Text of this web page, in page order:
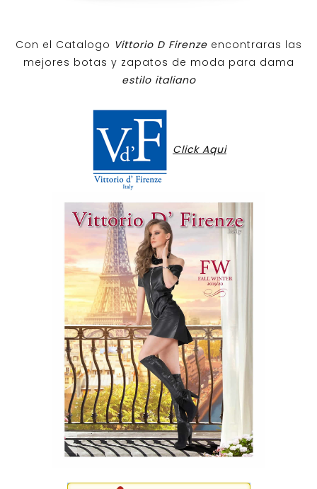
Con el Catalogo Vittorio D Firenzeencontraras las
mejores botas y zapatos de moda para dama
estilo italiano
Click Aqui